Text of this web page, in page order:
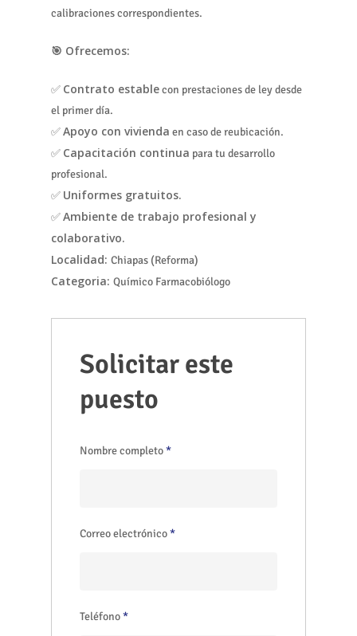
calibraciones correspondientes.
🎯 Ofrecemos:
✅ Contrato establecon prestaciones de ley desde
el primer día.
✅Apoyo con vivienda en caso de reubicación.
✅ Capacitación continua para tu desarrollo
profesional.
✅ Uniformes gratuitos.
✅Ambiente de trabajo profesional y
colaborativo.
Localidad: Chiapas (Reforma)
Categoria: Químico Farmacobiólogo
Solicitar este
puesto
Nombre completo*
Correo electrónico*
Teléfono*